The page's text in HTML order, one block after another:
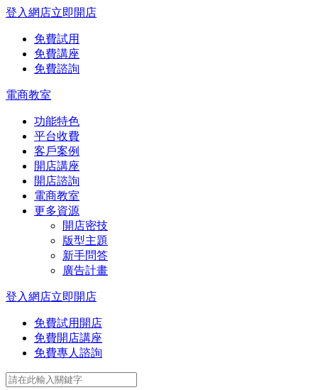
登入網店立即開店
免費試用
免費講座
免費諮詢
電商教室
功能特色
平台收費
客戶案例
開店講座
開店諮詢
電商教室
更多資源
開店密技
版型主題
新手問答
廣告計畫
登入網店立即開店
免費試用開店
免費開店講座
免費專人諮詢